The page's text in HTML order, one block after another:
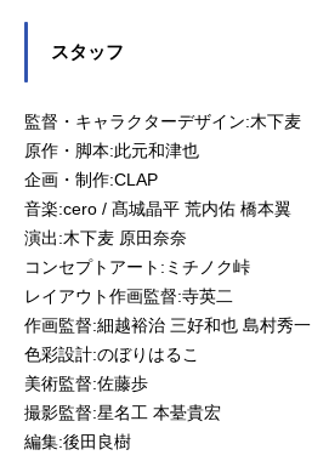
スタッフ
監督・キャラクターデザイン:木下麦
原作・脚本:此元和津也
企画・制作:CLAP
音楽:cero / 髙城晶平 荒内佑 橋本翼
演出:木下麦 原田奈奈
コンセプトアート:ミチノク峠
レイアウト作画監督:寺英二
作画監督:細越裕治 三好和也 島村秀一
色彩設計:のぼりはるこ
美術監督:佐藤歩
撮影監督:星名工 本䑓貴宏
編集:後田良樹